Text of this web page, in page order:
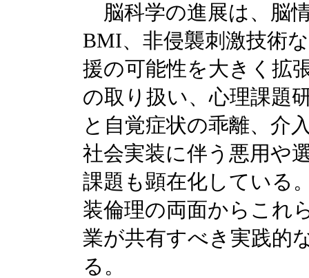
脳科学の進展は、脳
BMI、非侵襲刺激技術
援の可能性を大きく拡
の取り扱い、心理課題
と自覚症状の乖離、介
社会実装に伴う悪用や
課題も顕在化している
装倫理の両面からこれ
業が共有すべき実践的
る。